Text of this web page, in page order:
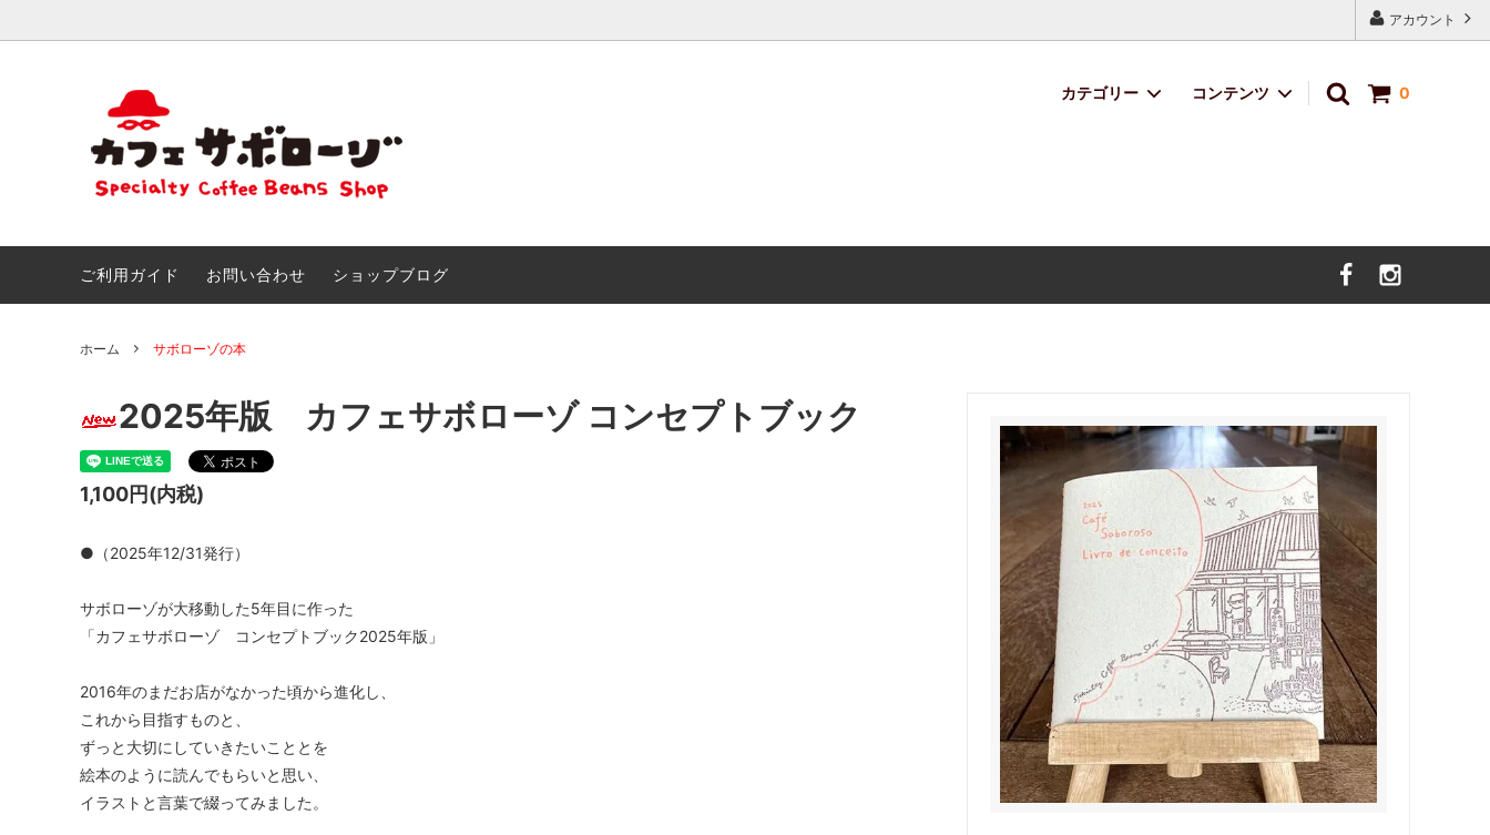
アカウント
0
カテゴリー
おためしセット
チョコ＆スイーツのためのマリアージュ サボローゾの本
コンテンツ
ごあいさつ
ご利用ガイド お問い合わせ ショップブログ
ホーム サボローゾの本
2025年版 カフェサボローゾ コンセプトブック
1,100円(内税)
●（2025年12/31発行）
サボローゾが大移動した5年目に作った
「カフェサボローゾ コンセプトブック2025年版」
2016年のまだお店がなかった頃から進化し、
これから目指すものと、
ずっと大切にしていきたいこととを
絵本のように読んでもらいと思い、
イラストと言葉で綴ってみました。